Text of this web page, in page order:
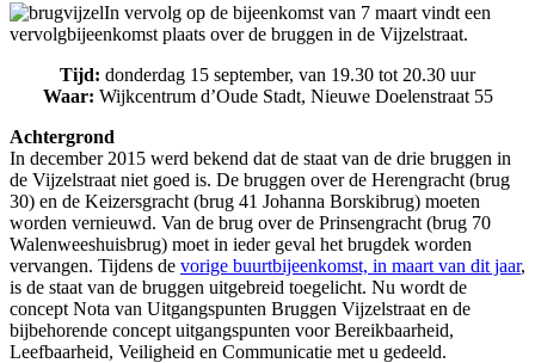
In vervolg op de bijeenkomst van 7 maart vindt een
vervolgbijeenkomst plaats over de bruggen in de Vijzelstraat.
Tijd: donderdag 15 september, van 19.30 tot 20.30 uur
Waar: Wijkcentrum d’Oude Stadt, Nieuwe Doelenstraat 55
Achtergrond
In december 2015 werd bekend dat de staat van de drie bruggen in
de Vijzelstraat niet goed is. De bruggen over de Herengracht (brug
30) en de Keizersgracht (brug 41 Johanna Borskibrug) moeten
worden vernieuwd. Van de brug over de Prinsengracht (brug 70
Walenweeshuisbrug) moet in ieder geval het brugdek worden
vervangen. Tijdens de vorige buurtbijeenkomst, in maart van dit jaar,
is de staat van de bruggen uitgebreid toegelicht. Nu wordt de
concept Nota van Uitgangspunten Bruggen Vijzelstraat en de
bijbehorende concept uitgangspunten voor Bereikbaarheid,
Leefbaarheid, Veiligheid en Communicatie met u gedeeld.